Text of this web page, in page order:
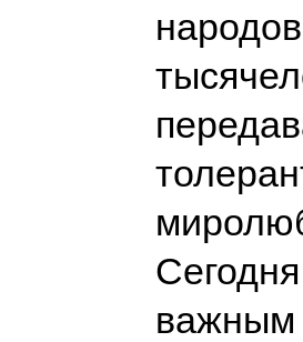
важным